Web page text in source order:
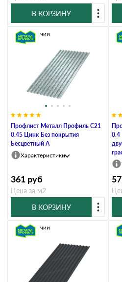
В КОРЗИНУ
Профлист Металл Профиль C21
0.45 Цинк Без покрытия
Бесцветный A
В наличии
Характеристики
361 руб
Цена за м2
В КОРЗИНУ
0.4
В наличии